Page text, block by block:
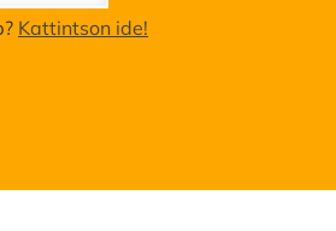
Kattintson ide!